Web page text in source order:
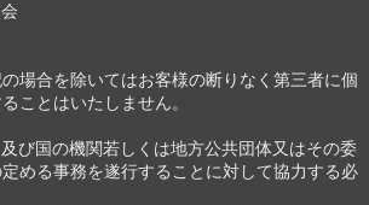
場合を除いてはお客様の断りなく第三者に個
ことはいたしません。
び国の機関若しくは地方公共団体又はその委
める事務を遂行することに対して協力する必